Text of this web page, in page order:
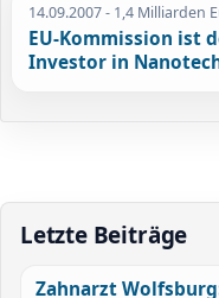
14.09.2007- 1,4 Milliarden
EU-Kommission ist
Investor in
Letzte Beiträge
Zahnarzt